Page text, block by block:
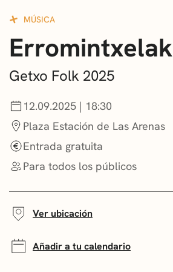
CONVOCATORIAS
NOTICIAS
GETXO KULTURA
ASOCIACIONES CULTURALES
MÚSICA
Erromintxelak
Getxo Folk 2025
12.09.2025 | 18:30
Plaza Estación de Las Arenas
Entrada gratuita
Para todos los públicos
Ver ubicación
Añadir a tu calendario